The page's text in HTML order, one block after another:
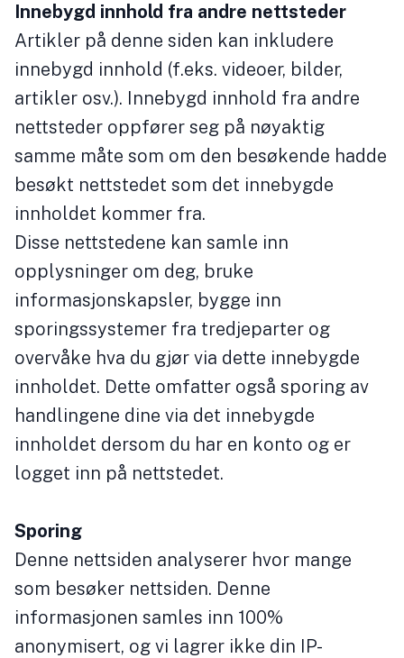
Innebygd innhold fra andre nettsteder
Artikler på denne siden kan inkludere
innebygd innhold (f.eks. videoer, bilder,
artikler osv.). Innebygd innhold fra andre
nettsteder oppfører seg på nøyaktig
samme måte som om den besøkende hadde
besøkt nettstedet som det innebygde
innholdet kommer fra.
Disse nettstedene kan samle inn
opplysninger om deg, bruke
informasjonskapsler, bygge inn
sporingssystemer fra tredjeparter og
overvåke hva du gjør via dette innebygde
innholdet. Dette omfatter også sporing av
handlingene dine via det innebygde
innholdet dersom du har en konto og er
logget inn på nettstedet.
Sporing
Denne nettsiden analyserer hvor mange
som besøker nettsiden. Denne
informasjonen samles inn 100%
anonymisert, og vi lagrer ikke din IP-